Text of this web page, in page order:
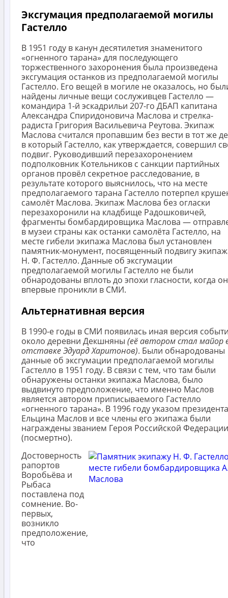
Эксгумация предполагаемой могилы
Гастелло
В 1951 году в канун десятилетия знаменитого
«огненного тарана» для последующего
торжественного захоронения была произведена
эксгумация останков из предполагаемой могилы
Гастелло. Его вещей в могиле не оказалось, но
найдены личные вещи сослуживцев Гастелло —
командира 1-й эскадрильи 207-го ДБАП капитана
Александра Спиридоновича Маслова и стрелка-
радиста Григория Васильевича Реутова. Экипаж
Маслова считался пропавшим без вести в тот же
в который Гастелло, как утверждается, совершил
подвиг. Руководивший перезахоронением
подполковник Котельников с санкции партийных
органов провёл секретное расследование, в
результате которого выяснилось, что на месте
предполагаемого тарана Гастелло потерпел
самолёт Маслова. Экипаж Маслова без огласки
перезахоронили на кладбище Радошковичей,
фрагменты бомбардировщика Маслова —
в музеи страны как останки самолёта Гастелло, на
месте гибели экипажа Маслова был установлен
памятник-монумент, посвященный подвигу
Н. Ф. Гастелло. Данные об эксгумации
предполагаемой могилы Гастелло не были
обнародованы вплоть до эпохи гласности, когда
впервые проникли в СМИ.
Альтернативная версия
В 1990-е годы в СМИ появилась иная версия
около деревни Декшняны (её автором стал майор
отставке Эдуард Харитонов). Были обнародованы
данные об эксгумации предполагаемой могилы
Гастелло в 1951 году. В связи с тем, что там были
обнаружены останки экипажа Маслова, было
выдвинуто предположение, что именно Маслов
является автором приписываемого Гастелло
«огненного тарана». В 1996 году указом президента
Ельцина Маслов и все члены его экипажа были
награждены званием Героя Российской Федерации
(посмертно).
Достоверность
рапортов
Воробьёва и
Рыбаса
поставлена под
сомнение. Во-
первых,
возникло
предположение,
что